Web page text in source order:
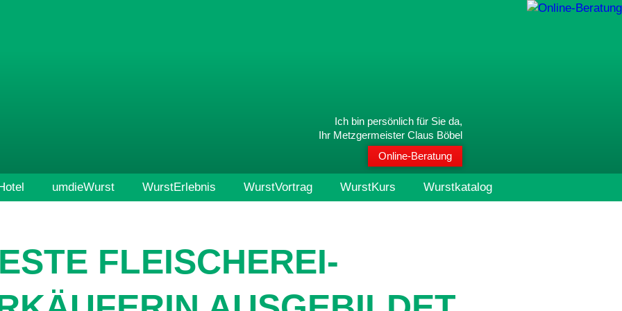
Ich bin persönlich für Sie da,
Ihr Metzgermeister Claus Böbel
Online-Beratung
umdieWurst WurstErlebnis WurstVortrag WurstKurs Wurstkatalog
FLEISCHEREI-